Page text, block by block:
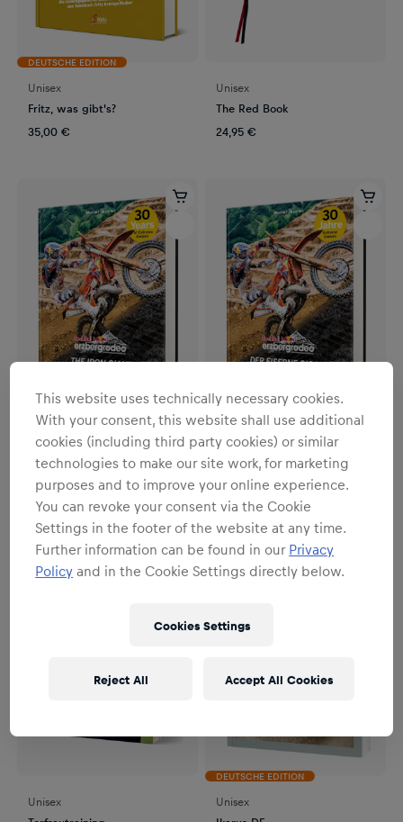
DEUTSCHE EDITION
Unisex
Fritz, was gibt's?
35,00 €
Unisex
The Red Book
24,95 €
Unisex
Red Bull Erzbergrodeo EN
38,00 €
Unisex
Red Bull Erzbergrodeo DE
38,00 €
Unisex
DEUTSCHE EDITION
Unisex
This website uses technically necessary cookies.
With your consent, this website shall use additional
cookies (including third party cookies) or similar
technologies to make our site work, for marketing
purposes and to improve your online experience.
You can revoke your consent via the Cookie
Settings in the footer of the website at any time.
Further information can be found in our Privacy
Policy and in the Cookie Settings directly below.
Cookies Settings
Reject All Accept All Cookies